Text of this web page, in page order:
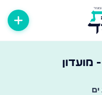
הארץ — מצאו אתBEN INVEST - מועדון
ים